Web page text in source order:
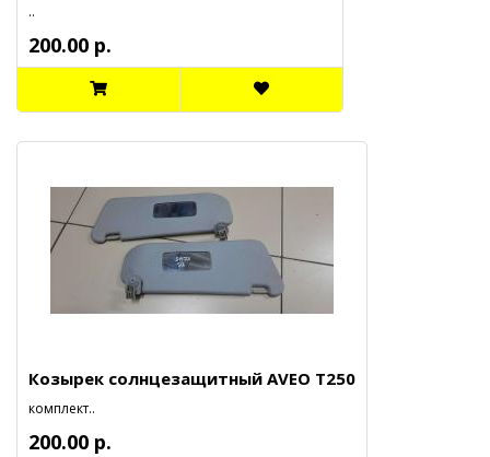
..
200.00 р.
Козырек солнцезащитный AVEO T250
комплект..
200.00 р.